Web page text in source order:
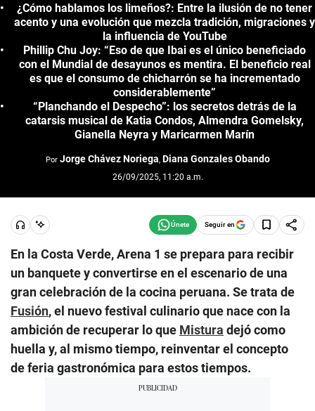
¿Cómo hablamos los limeños?: Entre la ilusión de no tener
acento y una evolución que mezcla tradición, migraciones y
la influencia de YouTube
Phillip Chu Joy: “Eso de que Ibai es el único beneficiado
con el Mundial de desayunos es mentira. El beneficio real
es que el consumo de chicharrón se ha incrementado
considerablemente”
“Planchando el Despecho”: los secretos detrás de la
catarsis musical de Katia Condos, Almendra Gomelsky,
Gianella Neyra y Maricarmen Marín
Por Jorge Chávez Noriega, Diana Gonzales Obando
26/09/2025, 11:20 a.m.
Seguir en
En la Costa Verde, Arena 1 se prepara para recibir
un banquete y convertirse en el escenario de una
gran celebración de la cocina peruana. Se trata de
Fusión, el nuevo festival culinario que nace con la
ambición de recuperar lo que Mistura dejó como
huella y, al mismo tiempo, reinventar el concepto
de feria gastronómica para estos tiempos.